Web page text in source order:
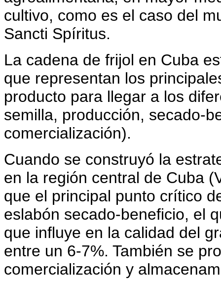
cultivo, como es el caso del
Sancti Spíritus.
La cadena de frijol en Cuba
que representan los
producto para llegar a los
semilla, producción, secado-
comercialización).
Cuando se construyó la
en la región central de Cuba
que el principal punto crítico
eslabón secado-beneficio, el
que influye en la calidad del
entre un 6-7%. También se
comercialización y